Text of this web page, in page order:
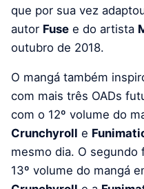
que por sua vez
autor Fuse e do artista
outubro de 2018.
O mangá também
com mais três OADs
com o 12º volume do
Crunchyroll e
mesmo dia. O segundo
13º volume do mangá